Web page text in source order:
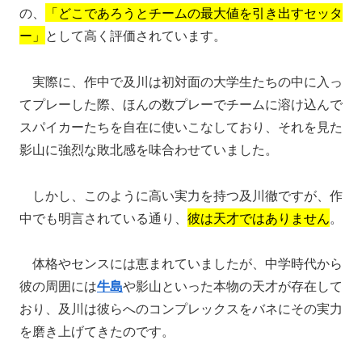
の、
「どこであろうとチームの最大値を引き出すセッタ
ー」 として高く評価されています。
実際に、作中で及川は初対面の大学生たちの中に入っ
てプレーした際、ほんの数プレーでチームに溶け込んで
スパイカーたちを自在に使いこなしており、それを見た
影山に強烈な敗北感を味合わせていました。
しかし、このように高い実力を持つ及川徹ですが、作
中でも明言されている通り、 彼は天才ではありません。
体格やセンスには恵まれていましたが、中学時代から
彼の周囲には牛島や影山といった本物の天才が存在して
おり、及川は彼らへのコンプレックスをバネにその実力
を磨き上げてきたのです。